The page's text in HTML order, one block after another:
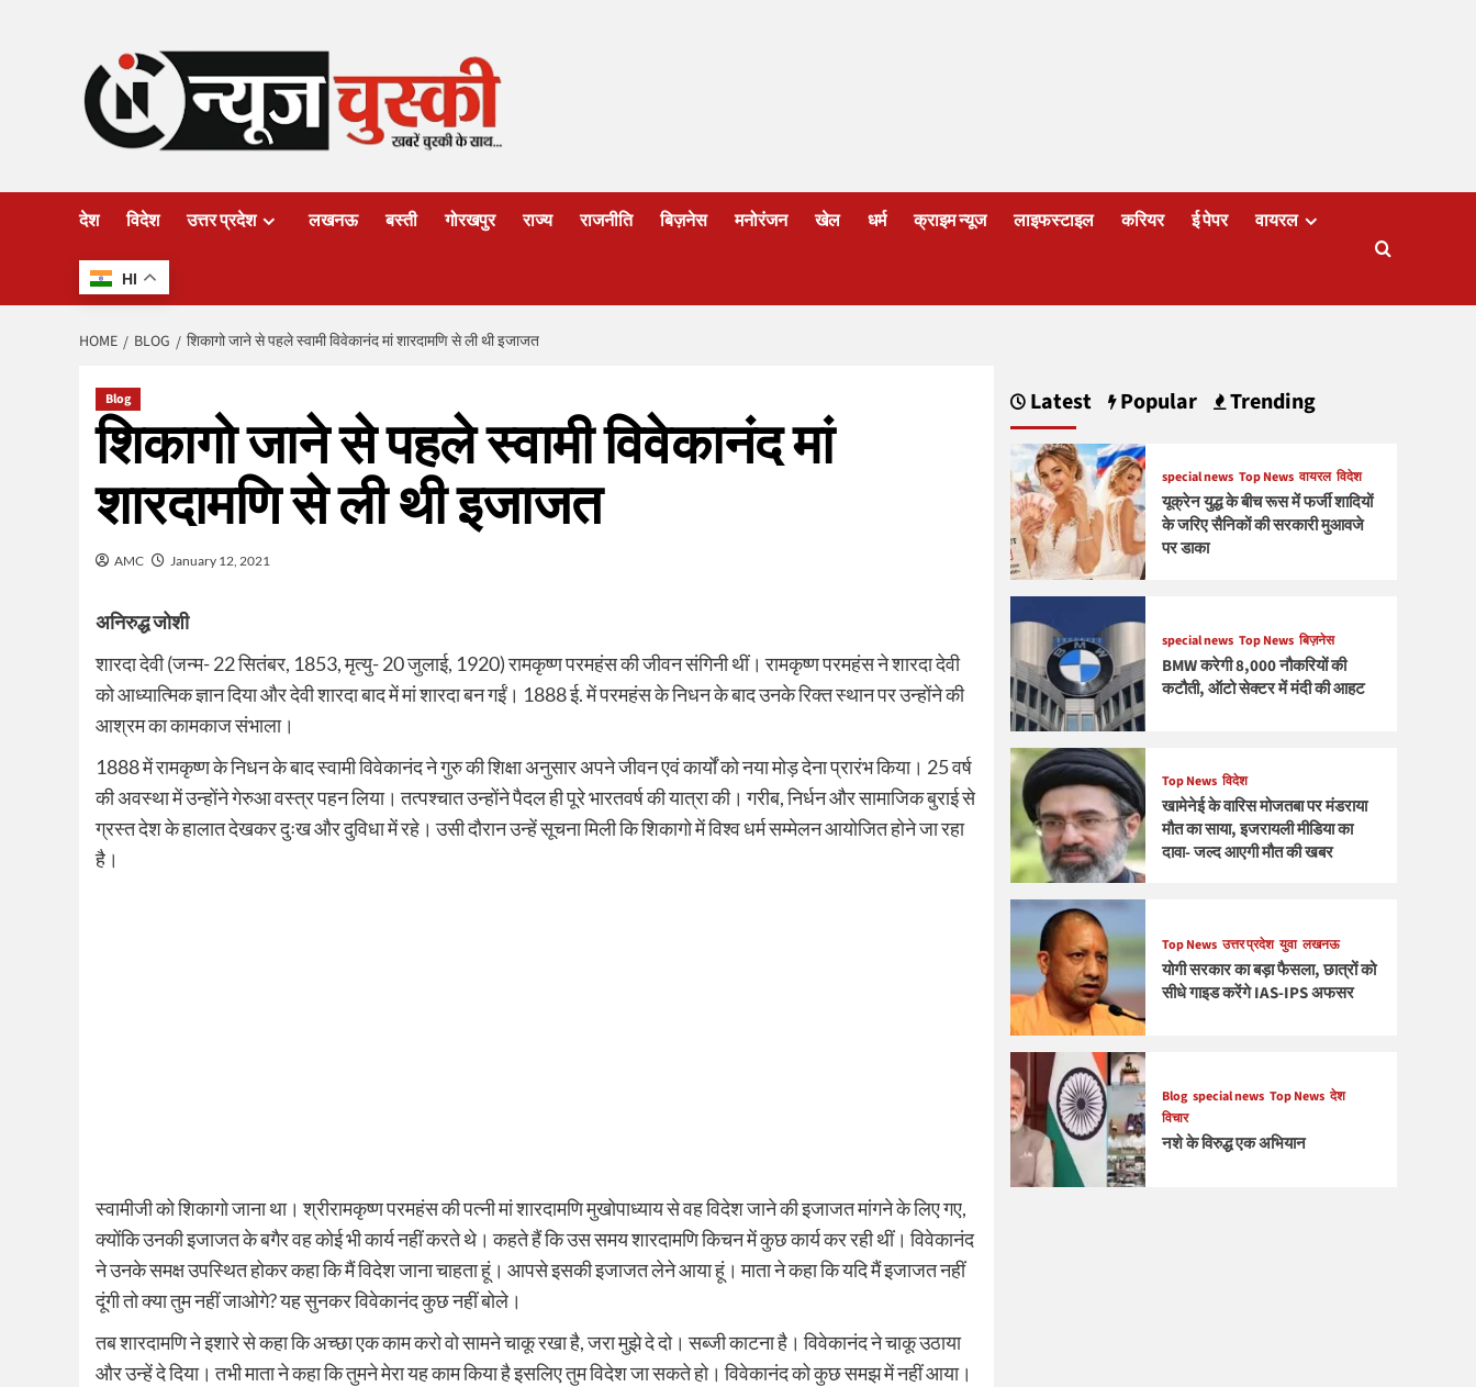
देश विदेश उत्तर प्रदेश लखनऊ बस्ती गोरखपुर राज्य राजनीति बिज़नेस मनोरंजन खेल धर्म क्राइम न्यूज लाइफस्टाइल करियर ई पेपर वायरल
HI
HOME BLOG शिकागो जाने से पहले स्वामी विवेकानंद मां शारदामणि से ली थी इजाजत
Blog
शिकागो जाने से पहले स्वामी विवेकानंद मां
शारदामणि से ली थी इजाजत
AMC January 12, 2021
अनिरुद्ध जोशी
शारदा देवी (जन्म- 22 सितंबर, 1853, मृत्यु- 20 जुलाई, 1920) रामकृष्ण परमहंस की जीवन संगिनी थीं। रामकृष्ण परमहंस ने शारदा देवी
को आध्यात्मिक ज्ञान दिया और देवी शारदा बाद में मां शारदा बन गईं। 1888 ई. में परमहंस के निधन के बाद उनके रिक्त स्थान पर उन्होंने की
आश्रम का कामकाज संभाला।
1888 में रामकृष्ण के निधन के बाद स्वामी विवेकानंद ने गुरु की शिक्षा अनुसार अपने जीवन एवं कार्यों को नया मोड़ देना प्रारंभ किया। 25 वर्ष
की अवस्था में उन्होंने गेरुआ वस्त्र पहन लिया। तत्पश्चात उन्होंने पैदल ही पूरे भारतवर्ष की यात्रा की। गरीब, निर्धन और सामाजिक बुराई से
ग्रस्त देश के हालात देखकर दुःख और दुविधा में रहे। उसी दौरान उन्हें सूचना मिली कि शिकागो में विश्व धर्म सम्मेलन आयोजित होने जा रहा
है।
स्वामीजी को शिकागो जाना था। श्रीरामकृष्ण परमहंस की पत्नी मां शारदामणि मुखोपाध्याय से वह विदेश जाने की इजाजत मांगने के लिए गए,
क्योंकि उनकी इजाजत के बगैर वह कोई भी कार्य नहीं करते थे। कहते हैं कि उस समय शारदामणि किचन में कुछ कार्य कर रही थीं। विवेकानंद
ने उनके समक्ष उपस्थित होकर कहा कि मैं विदेश जाना चाहता हूं। आपसे इसकी इजाजत लेने आया हूं। माता ने कहा कि यदि मैं इजाजत नहीं
दूंगी तो क्या तुम नहीं जाओगे? यह सुनकर विवेकानंद कुछ नहीं बोले।
तब शारदामणि ने इशारे से कहा कि अच्‍छा एक काम करो वो सामने चाकू रखा है, जरा मुझे दे दो। सब्जी काटना है। विवेकानंद ने चाकू उठाया
और उन्हें दे दिया। तभी माता ने कहा कि तुमने मेरा यह काम किया है इसलिए तुम विदेश जा सकते हो। विवेकानंद को कुछ समझ में नहीं आया।
Latest Popular Trending
special news Top News वायरल विदेश
यूक्रेन युद्ध के बीच रूस में फर्जी शादियों
के जरिए सैनिकों की सरकारी मुआवजे
पर डाका
special news Top News बिज़नेस
BMW करेगी 8,000 नौकरियों की
कटौती, ऑटो सेक्टर में मंदी की आहट
Top News विदेश
खामेनेई के वारिस मोजतबा पर मंडराया
मौत का साया, इजरायली मीडिया का
दावा- जल्द आएगी मौत की खबर
Top News उत्तर प्रदेश युवा लखनऊ
योगी सरकार का बड़ा फैसला, छात्रों को
सीधे गाइड करेंगे IAS-IPS अफसर
Blog special news Top News देश
विचार
नशे के विरुद्ध एक अभियान